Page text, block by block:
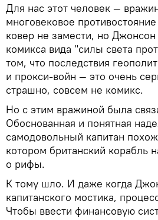
Для нас этот человек —
многовековое
ковер не замести, но
комикса вида "силы света
том, что последствия
и прокси-войн — это очень
страшно, совсем не комикс.
Но с этим вражиной была
Обоснованная и понятная
самодовольный капитан
котором британский корабль
о рифы.
К тому шло. И даже когда
капитанского мостика,
Чтобы ввести финансовую